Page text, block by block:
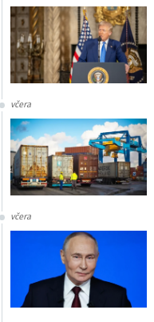
včera
včera